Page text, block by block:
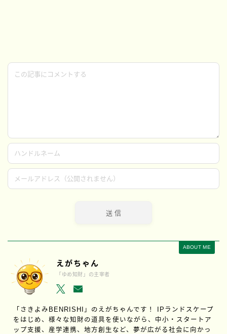
ABOUT ME
えがちゃん
「ゆめ知財」の主宰者
「さきよみBENRISHI」のえがちゃんです！ IPランドスケープ
をはじめ、様々な知財の道具を使いながら、中小・スタートア
ップ支援、産学連携、地方創生など、夢が広がる社会に向かっ